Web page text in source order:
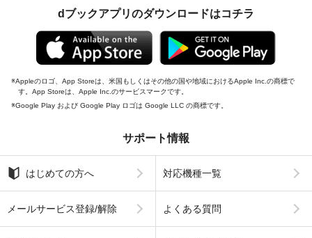
dブックアプリのダウンロードはコチラ
Appleのロゴ、App Storeは、米国もしくはその他の国や地域におけるApple Inc.の商標で
す。App Storeは、Apple Inc.のサービスマークです。
Google Play および Google Play ロゴは Google LLC の商標です。
サポート情報
はじめての方へ 対応機種一覧
メールサービス登録/解除 よくある質問